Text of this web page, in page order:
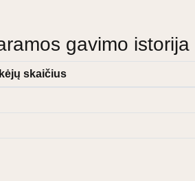
gavimo istorija
skaičius